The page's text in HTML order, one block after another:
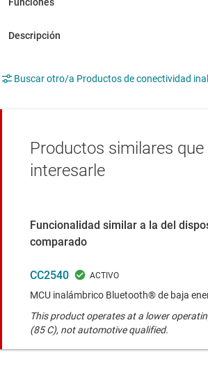
Buscar otro/a Productos de conectividad
Productos similares que
interesarle
Funcionalidad similar a la del
comparado
CC2540
MCU inalámbrico Bluetooth® de baja
This product operates at a lower
(85 C), not automotive qualified.